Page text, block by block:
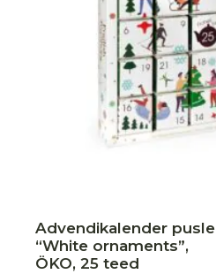
Advendikalender pusle
“White ornaments”,
ÖKO, 25 teed